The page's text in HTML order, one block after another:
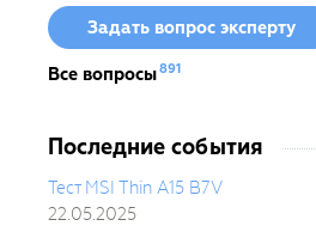
Задать вопрос эксперту
Все вопросы891
Последние события
Тест MSI Thin A15 B7V
22.05.2025